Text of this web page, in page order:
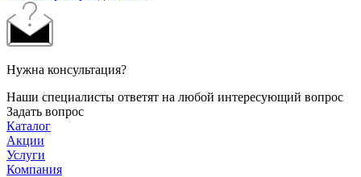
Нужна консультация?
Наши специалисты ответят на любой интересующий вопрос
Задать вопрос
Каталог
Акции
Услуги
Компания